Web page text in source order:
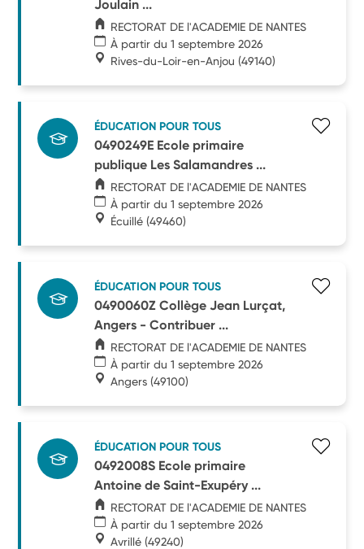
Joulain ...
RECTORAT DE l'ACADEMIE DE NANTES
À partir du 1 septembre 2026
Rives-du-Loir-en-Anjou (49140)
ÉDUCATION POUR TOUS
0490249E Ecole primaire
publique Les Salamandres ...
RECTORAT DE l'ACADEMIE DE NANTES
À partir du 1 septembre 2026
Écuillé (49460)
ÉDUCATION POUR TOUS
0490060Z Collège Jean Lurçat,
Angers - Contribuer ...
RECTORAT DE l'ACADEMIE DE NANTES
À partir du 1 septembre 2026
Angers (49100)
ÉDUCATION POUR TOUS
0492008S Ecole primaire
Antoine de Saint-Exupéry ...
RECTORAT DE l'ACADEMIE DE NANTES
À partir du 1 septembre 2026
Avrillé (49240)